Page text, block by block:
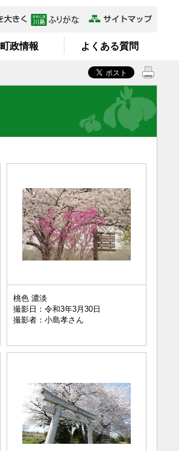
町政情報 よくある質問
桃色 濃淡
撮影日：令和3年3月30日
撮影者：小島孝さん